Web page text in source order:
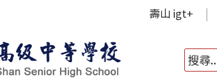
壽山 igt+